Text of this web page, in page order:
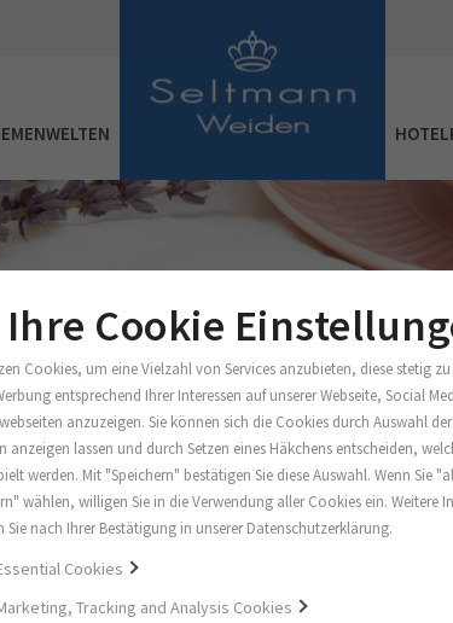
Ihre Cookie
Cookies, um eine Vielzahl von Services anzubieten, diese stetig zu
entsprechend Ihrer Interessen auf unserer Webseite, Social
anzuzeigen. Sie können sich die Cookies durch Auswahl
anzeigen lassen und durch Setzen eines Häkchens entscheiden,
werden. Mit "Speichern" bestätigen Sie diese Auswahl. Wenn Sie
wählen, willigen Sie in die Verwendung aller Cookies ein. Weitere
Sie nach Ihrer Bestätigung in unserer Datenschutzerklärung.
Cookies
Tracking and Analysis Cookies